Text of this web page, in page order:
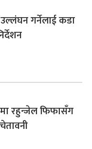
गर्नेलाई कडा
रहुन्जेल फिफासँग